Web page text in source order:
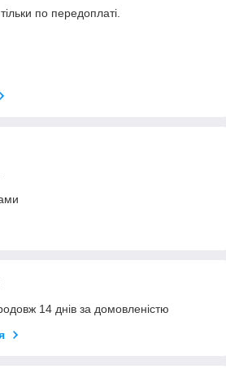
по передоплаті.
14 днів за домовленістю